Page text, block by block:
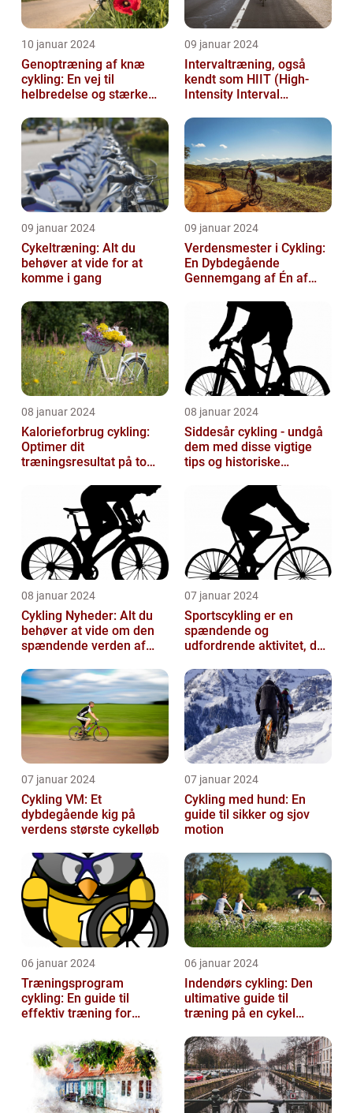
10 januar 2024
Genoptræning af knæ
cykling: En vej til
helbredelse og stærke
09 januar 2024
Intervaltræning, også
kendt som HIIT (High-
Intensity Interval
træningsmetod...
09 januar 2024
Cykeltræning: Alt du
behøver at vide for at
komme i gang
09 januar 2024
Verdensmester i Cykling:
En Dybdegående
Gennemgang af Én af
Prestigefyldte r
08 januar 2024
Kalorieforbrug cykling:
Optimer dit
træningsresultat på to
08 januar 2024
Siddesår cykling - undgå
dem med disse vigtige
tips og historiske
08 januar 2024
Cykling Nyheder: Alt du
behøver at vide om den
spændende verden af
07 januar 2024
Sportscykling er en
spændende og
udfordrende aktivitet, der
fritidsmotionister o...
07 januar 2024
Cykling VM: Et
dybdegående kig på
verdens største cykelløb
07 januar 2024
Cykling med hund: En
guide til sikker og sjov
motion
06 januar 2024
Træningsprogram
cykling: En guide til
effektiv træning for
06 januar 2024
Indendørs cykling: Den
ultimative guide til
træning på en cykel